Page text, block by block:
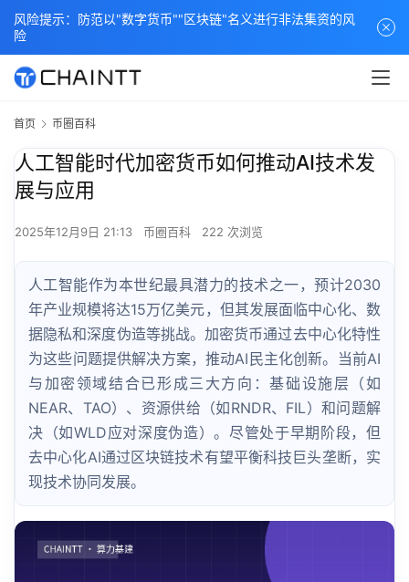
首页 币圈百科
人工智能时代加密货币如何推动AI技术发
展与应用
2025年12月9日 21:13 币圈百科 222 次浏览
人工智能作为本世纪最具潜力的技术之一，预计2030
年产业规模将达15万亿美元，但其发展面临中心化、数
据隐私和深度伪造等挑战。加密货币通过去中心化特性
为这些问题提供解决方案，推动AI民主化创新。当前AI
与加密领域结合已形成三大方向：基础设施层（如
NEAR、TAO）、资源供给（如RNDR、FIL）和问题解
决（如WLD应对深度伪造）。尽管处于早期阶段，但
去中心化AI通过区块链技术有望平衡科技巨头垄断，实
现技术协同发展。
风险提示：防范以"数字货币""区块链"名义进行非法集资的风
险